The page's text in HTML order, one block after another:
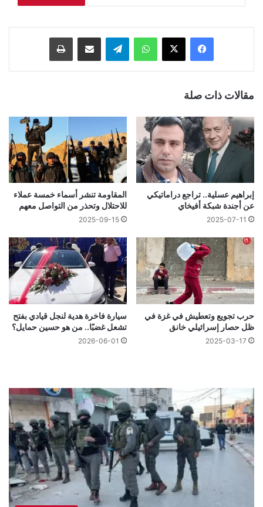
فيسبوك ‫X واتساب تيلقرام مشاركة عبر البريد طباعة
مقالات ذات صلة
إبراهيم عسلية.. تراجع دراماتيكي
عن أجندة شبكة أفيخاي
2025-07-11
المقاومة تنشر أسماء خمسة عملاء
للاحتلال وتحذر من التواصل معهم
2025-09-15
حرب تجويع وتعطيش في غزة في
ظل حصار إسرائيلي خانق
2025-03-17
سيارة فاخرة هدية لنجل قيادي بفتح
تشعل غضبًا.. من هو حسين حمايل؟
2026-06-01